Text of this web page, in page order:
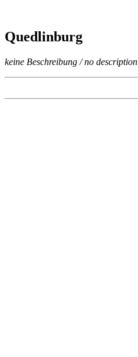
Quedlinburg
keine Beschreibung / no description